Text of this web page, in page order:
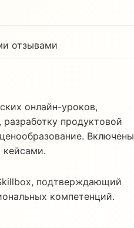
отзывами
онлайн-уроков,
продуктовой
Включены
кейсами.
подтверждающий
компетенций.